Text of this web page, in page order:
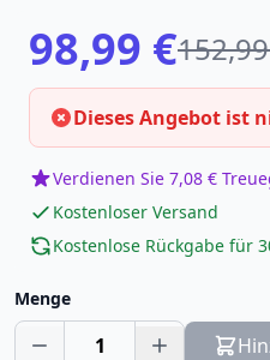
98,99 €
Dieses Angebot ist
Verdienen Sie 7,08 €
Kostenloser Versand
Kostenlose Rückgabe für
Menge
1